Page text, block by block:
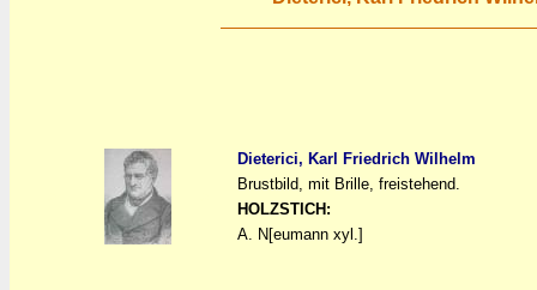
Dieterici, Karl Friedrich Wilhelm
Brustbild, mit Brille, freistehend.
HOLZSTICH:
A. N[eumann xyl.]